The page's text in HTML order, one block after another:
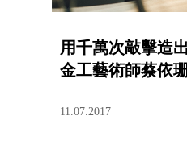
用千萬次敲擊造
金工藝術師蔡依
11.07.2017